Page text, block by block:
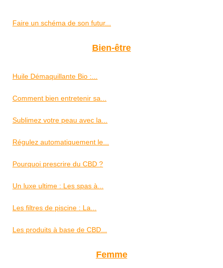
Faire un schéma de son futur...
Bien-être
Huile Démaquillante Bio :...
Comment bien entretenir sa...
Sublimez votre peau avec la...
Régulez automatiquement le...
Pourquoi prescrire du CBD ?
Un luxe ultime : Les spas à...
Les filtres de piscine : La...
Les produits à base de CBD...
Femme